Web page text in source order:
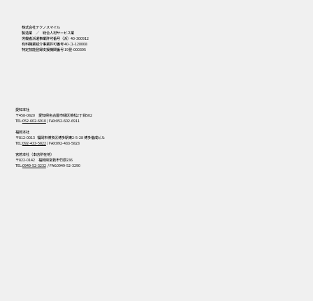
株式会社テクノスマイル
製造業 ／ 総合人材サービス業
労働者派遣事業許可番号（派）40-300912
有料職業紹介事業許可番号 40-ユ-120008
特定技能登録支援機関番号 19登-000395
愛知本社
〒458-0820 愛知県名古屋市緑区境松2丁目502
TEL:052-602-6910/ FAX:052-602-6911
福岡本社
〒812-0013 福岡市博多区博多駅東2-5-28 博多偕成ビル
TEL:092-433-5822/ FAX:092-433-5823
宮若本社（本店所在地）
〒822-0142 福岡県宮若市竹原236
TEL:0949-52-3232/ FAX:0949-52-3290